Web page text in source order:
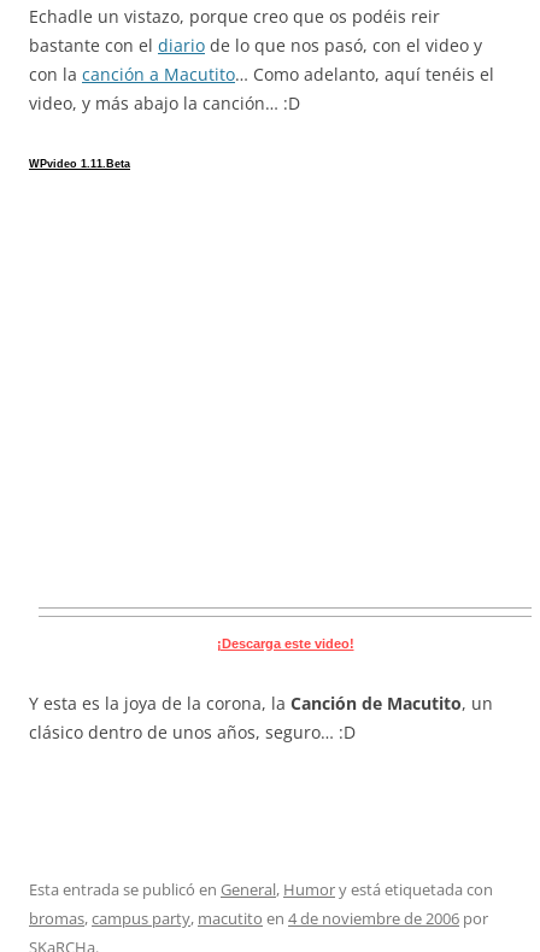
Echadle un vistazo, porque creo que os podéis reir
bastante con el diario de lo que nos pasó, con el video y
con la canción a Macutito… Como adelanto, aquí tenéis el
video, y más abajo la canción… :D
WPvideo 1.11.Beta
¡Descarga este video!
Y esta es la joya de la corona, la Canción de Macutito, un
clásico dentro de unos años, seguro… :D
Esta entrada se publicó en General, Humory está etiquetada con
bromas,campus party, macutito en 4 de noviembre de 2006 por
SKaRCHa.